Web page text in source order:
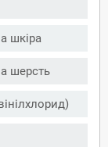
шкіра
шерсть